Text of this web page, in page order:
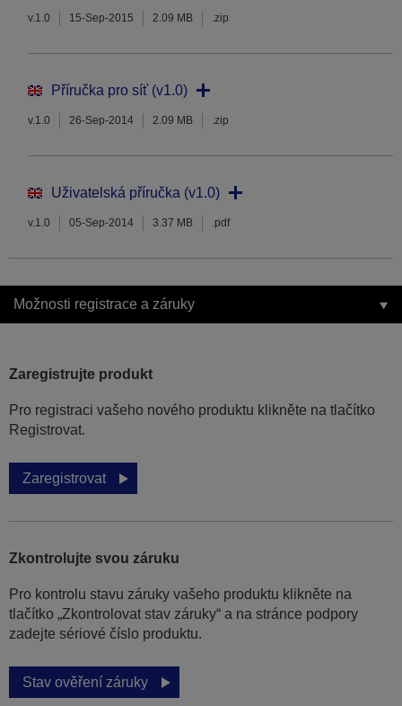
v.1.0 15-Sep-2015 2.09 MB .zip
Příručka pro síť (v1.0)
v.1.0 26-Sep-2014 2.09 MB .zip
Uživatelská příručka (v1.0)
v.1.0 05-Sep-2014 3.37 MB .pdf
Možnosti registrace a záruky
Zaregistrujte produkt
Pro registraci vašeho nového produktu klikněte na tlačítko
Registrovat.
Zaregistrovat
Zkontrolujte svou záruku
Pro kontrolu stavu záruky vašeho produktu klikněte na
tlačítko „Zkontrolovat stav záruky“ a na stránce podpory
zadejte sériové číslo produktu.
Stav ověření záruky